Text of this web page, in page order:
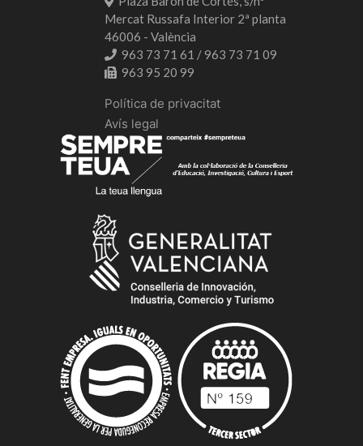
Mercat Russafa Interior 2ª planta
46006 - València
963 73 71 61 / 963 73 71 09
963 95 20 99
Política de privacitat
Avís legal